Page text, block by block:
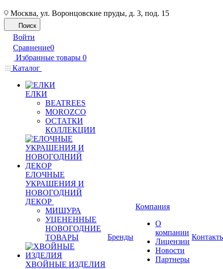
Москва, ул. Воронцовские пруды, д. 3, под. 15
Поиск
Войти
Сравнение0
Избранные товары 0
Каталог
ЕЛКИ
BEATREES
MOROZCO
ОСТАТКИ
КОЛЛЕКЦИИ
ЕЛОЧНЫЕ
УКРАШЕНИЯ И
НОВОГОДНИЙ
ДЕКОР
МИШУРА
УЦЕНЕННЫЕ
НОВОГОДНИЕ
ТОВАРЫ
ХВОЙНЫЕ ИЗДЕЛИЯ
Бренды
Компания
О
компании
Лицензии
Новости
Партнеры